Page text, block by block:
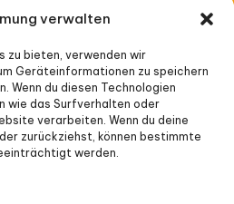
verwalten
zu bieten, verwenden wir
Geräteinformationen zu speichern
Wenn du diesen Technologien
wie das Surfverhalten oder
verarbeiten. Wenn du deine
zurückziehst, können bestimmte
werden.